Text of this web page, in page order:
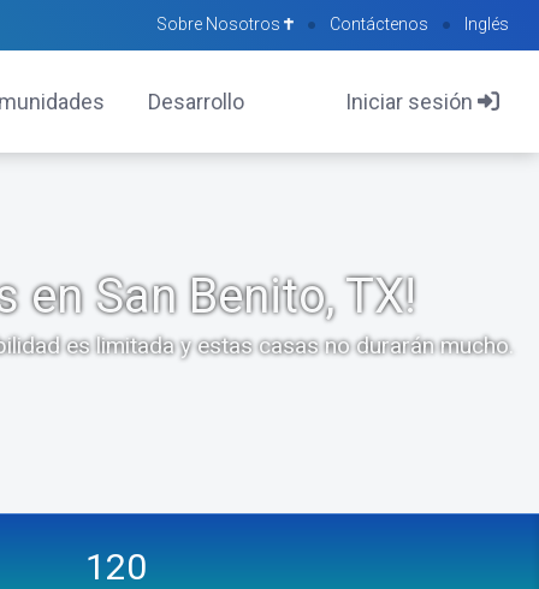
Sobre Nosotros ● Contáctenos ● Inglés
Desarrollo Iniciar sesión
San Benito, TX!
es limitada y estas casas no durarán mucho.
120